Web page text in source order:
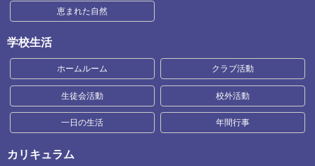
恵まれた自然
学校生活
ホームルーム クラブ活動
生徒会活動 校外活動
一日の生活 年間行事
カリキュラム